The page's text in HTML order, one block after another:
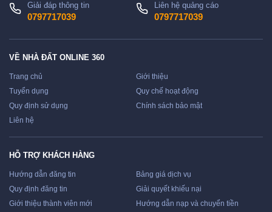
Giải đáp thông tin
0797717039
Liên hệ quảng cáo
0797717039
VỀ NHÀ ĐẤT ONLINE 360
Trang chủ
Giới thiệu
Tuyển dụng
Quy chế hoạt động
Quy định sử dụng
Chính sách bảo mật
Liên hệ
HỖ TRỢ KHÁCH HÀNG
Hướng dẫn đăng tin
Bảng giá dịch vụ
Quy định đăng tin
Giải quyết khiếu nại
Giới thiệu thành viên mới
Hướng dẫn nạp và chuyển tiền